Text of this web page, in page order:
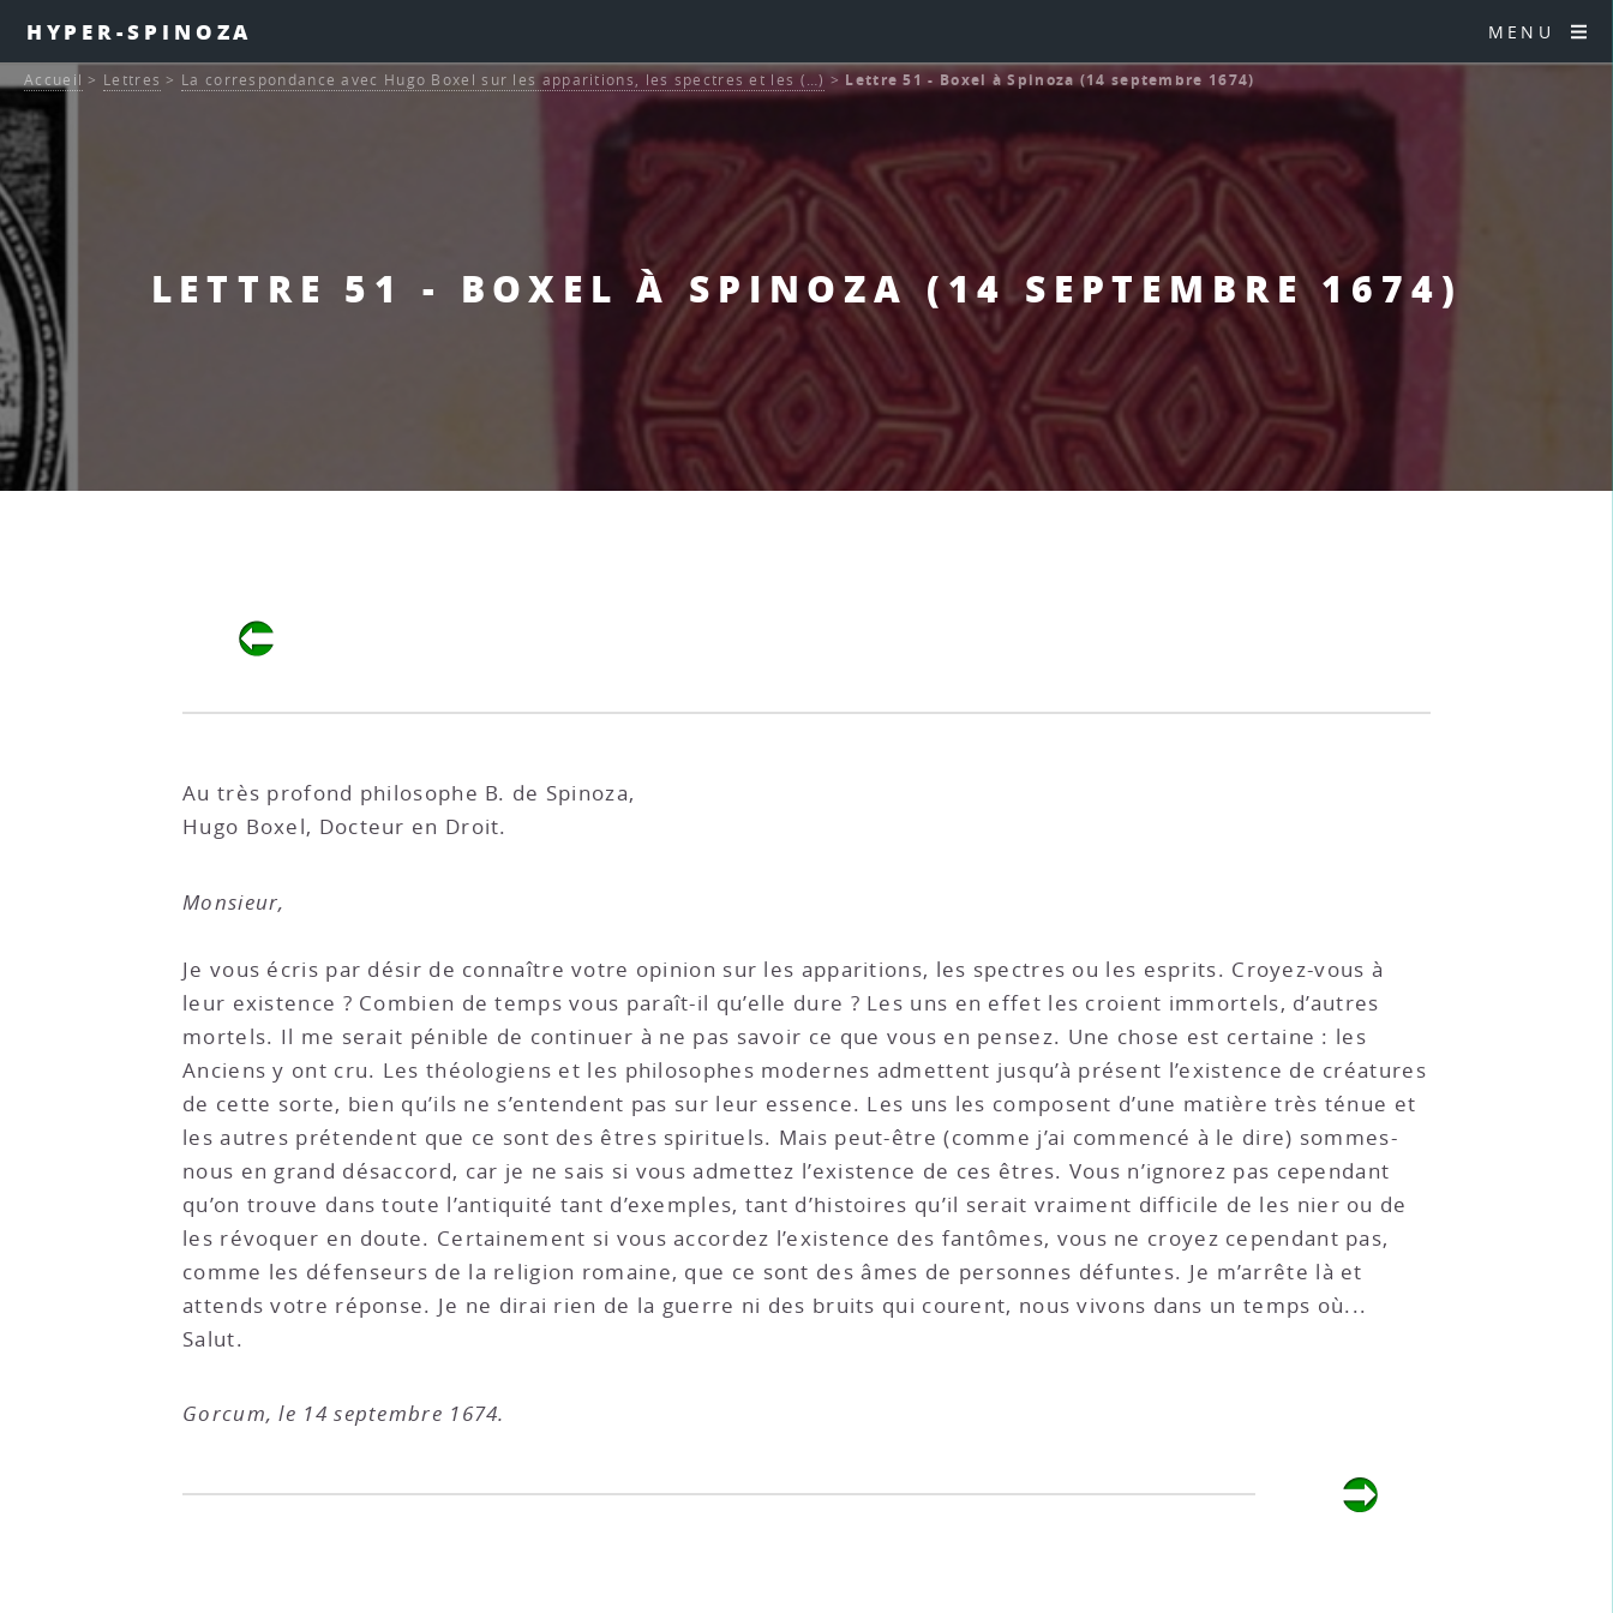
HYPER-SPINOZA MENU
LETTRE 51 - BOXEL À SPINOZA (14 SEPTEMBRE 1674)
Accueil > Lettres > La correspondance avec Hugo Boxel sur les apparitions, les spectres et les (…) > Lettre 51 - Boxel à Spinoza (14 septembre 1674)
Au très profond philosophe B. de Spinoza,
Hugo Boxel, Docteur en Droit.
Monsieur,
Je vous écris par désir de connaître votre opinion sur les apparitions, les spectres ou les esprits. Croyez-vous à
leur existence ? Combien de temps vous paraît-il qu’elle dure ? Les uns en effet les croient immortels, d’autres
mortels. Il me serait pénible de continuer à ne pas savoir ce que vous en pensez. Une chose est certaine : les
Anciens y ont cru. Les théologiens et les philosophes modernes admettent jusqu’à présent l’existence de créatures
de cette sorte, bien qu’ils ne s’entendent pas sur leur essence. Les uns les composent d’une matière très ténue et
les autres prétendent que ce sont des êtres spirituels. Mais peut-être (comme j’ai commencé à le dire) sommes-
nous en grand désaccord, car je ne sais si vous admettez l’existence de ces êtres. Vous n’ignorez pas cependant
qu’on trouve dans toute l’antiquité tant d’exemples, tant d’histoires qu’il serait vraiment difficile de les nier ou de
les révoquer en doute. Certainement si vous accordez l’existence des fantômes, vous ne croyez cependant pas,
comme les défenseurs de la religion romaine, que ce sont des âmes de personnes défuntes. Je m’arrête là et
attends votre réponse. Je ne dirai rien de la guerre ni des bruits qui courent, nous vivons dans un temps où...
Salut.
Gorcum, le 14 septembre 1674.